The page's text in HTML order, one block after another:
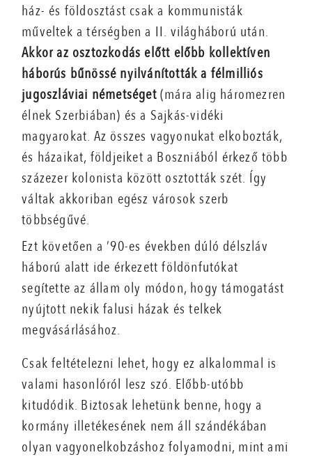
ház- és földosztást csak a kommunisták
műveltek a térségben a II. világháború után.
Akkor az osztozkodás előtt előbb kollektíven
háborús bűnössé nyilvánították a félmilliós
jugoszláviai németséget(mára alig háromezren
élnek Szerbiában) és a Sajkás-vidéki
magyarokat. Az összes vagyonukat elkobozták,
és házaikat, földjeiket a Boszniából érkező több
százezer kolonista között osztották szét. Így
váltak akkoriban egész városok szerb
többségűvé.
Ezt követően a ’90-es években dúló délszláv
háború alatt ide érkezett földönfutókat
segítette az állam oly módon, hogy támogatást
nyújtott nekik falusi házak és telkek
megvásárlásához.
Csak feltételezni lehet, hogy ez alkalommal is
valami hasonlóról lesz szó. Előbb-utóbb
kitudódik. Biztosak lehetünk benne, hogy a
kormány illetékesének nem áll szándékában
olyan vagyonelkobzáshoz folyamodni, mint ami